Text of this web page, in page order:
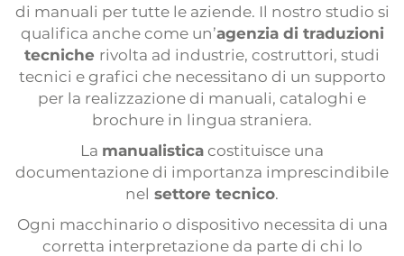
Locuciones
Subtitulación
Sitios web multilingües
Maquetación multilingüe
Servicio de prensa
Encuestas internacionales
Organización de eventos
di manuali per tutte le aziende. Il nostro studio si
qualifica anche come un’agenzia di traduzioni
tecniche rivolta ad industrie, costruttori, studi
tecnici e grafici che necessitano di un supporto
per la realizzazione di manuali, cataloghi e
brochure in lingua straniera.
La manualistica costituisce una
documentazione di importanza imprescindibile
nel settore tecnico.
Ogni macchinario o dispositivo necessita di una
corretta interpretazione da parte di chi lo